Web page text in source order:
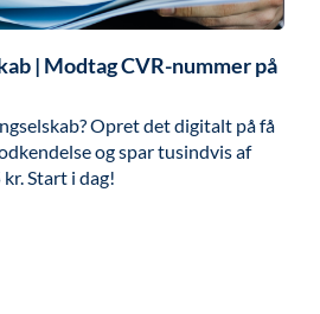
| Modtag CVR-nummer på
Opret det digitalt på få
og spar tusindvis af
Start i dag!